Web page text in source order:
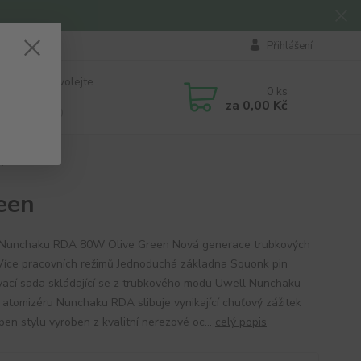
Přihlášení
si rady? Zavolejte.
0 ks
za 0,00 Kč
RDA 80W Olive Green Nová generace trubkových
pracovních režimů Jednoduchá základna Squonk pin
sada skládající se z trubkového modu Uwell Nunchaku
Nunchaku RDA slibuje vynikající chuťový zážitek
stylu vyroben z kvalitní nerezové oc... celý popis